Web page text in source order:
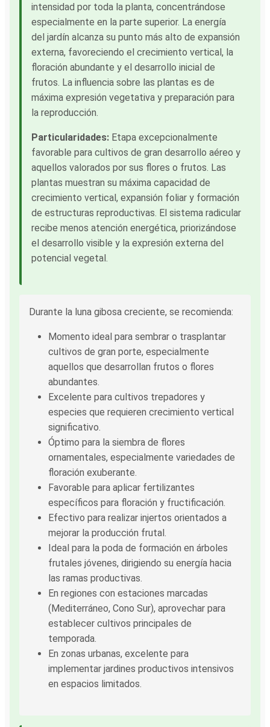
intensidad por toda la planta, concentrándose
especialmente en la parte superior. La energía
del jardín alcanza su punto más alto de expansión
externa, favoreciendo el crecimiento vertical, la
floración abundante y el desarrollo inicial de
frutos. La influencia sobre las plantas es de
máxima expresión vegetativa y preparación para
la reproducción.
Particularidades: Etapa excepcionalmente
favorable para cultivos de gran desarrollo aéreo y
aquellos valorados por sus flores o frutos. Las
plantas muestran su máxima capacidad de
crecimiento vertical, expansión foliar y formación
de estructuras reproductivas. El sistema radicular
recibe menos atención energética, priorizándose
el desarrollo visible y la expresión externa del
potencial vegetal.
Durante la luna gibosa creciente, se recomienda:
Momento ideal para sembrar o trasplantar
cultivos de gran porte, especialmente
aquellos que desarrollan frutos o flores
abundantes.
Excelente para cultivos trepadores y
especies que requieren crecimiento vertical
significativo.
Óptimo para la siembra de flores
ornamentales, especialmente variedades de
floración exuberante.
Favorable para aplicar fertilizantes
específicos para floración y fructificación.
Efectivo para realizar injertos orientados a
mejorar la producción frutal.
Ideal para la poda de formación en árboles
frutales jóvenes, dirigiendo su energía hacia
las ramas productivas.
En regiones con estaciones marcadas
(Mediterráneo, Cono Sur), aprovechar para
establecer cultivos principales de
temporada.
En zonas urbanas, excelente para
implementar jardines productivos intensivos
en espacios limitados.